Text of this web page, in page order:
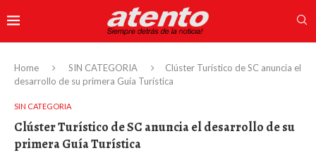
Home SIN CATEGORIA
Clúster Turístico de SC anuncia el
desarrollo de su primera Guía Turística
SIN CATEGORIA
Clúster Turístico de SC anuncia el desarrollo de su
primera Guía Turística